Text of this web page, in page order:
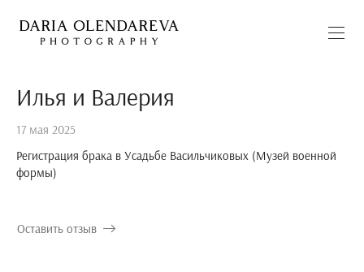
Илья и Валерия
17 мая 2025
Регистрация брака в Усадьбе Васильчиковых (Музей военной
формы)
Оставить отзыв